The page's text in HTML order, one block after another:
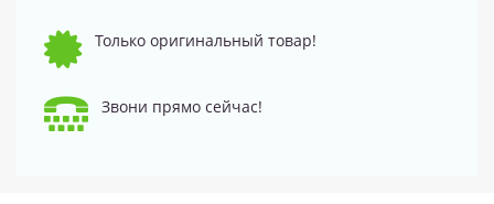
Только оригинальный товар!
Звони прямо сейчас!